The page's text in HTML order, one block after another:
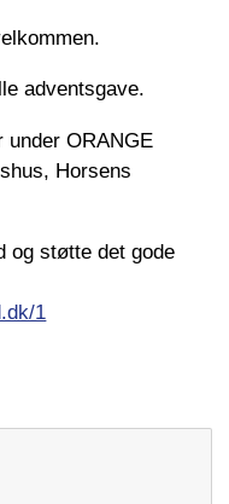
adventsgave.
ORANGE
Horsens
og støtte det gode
1